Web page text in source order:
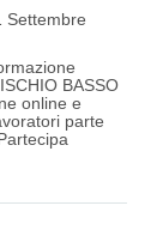
Settembre
BASSO
online e
parte